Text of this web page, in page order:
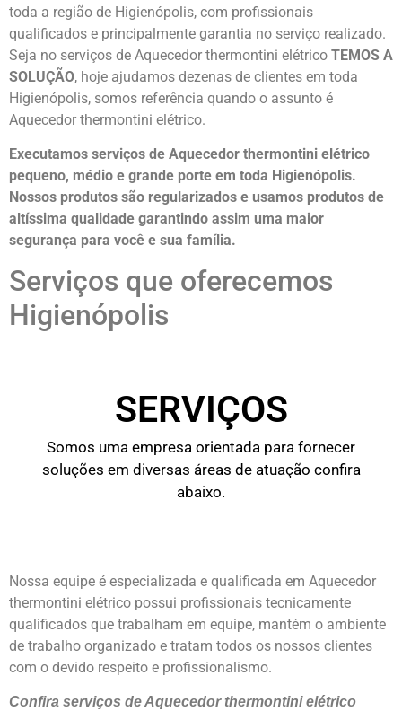
toda a região de Higienópolis, com profissionais
qualificados e principalmente garantia no serviço realizado.
Seja no serviços de Aquecedor thermontini elétrico TEMOS A
SOLUÇÃO, hoje ajudamos dezenas de clientes em toda
Higienópolis, somos referência quando o assunto é
Aquecedor thermontini elétrico.
Executamos serviços de Aquecedor thermontini elétrico
pequeno, médio e grande porte em toda Higienópolis.
Nossos produtos são regularizados e usamos produtos de
altíssima qualidade garantindo assim uma maior
segurança para você e sua família.
Serviços que oferecemos
Higienópolis
SERVIÇOS
Somos uma empresa orientada para fornecer
soluções em diversas áreas de atuação confira
abaixo.
Nossa equipe é especializada e qualificada em Aquecedor
thermontini elétrico possui profissionais tecnicamente
qualificados que trabalham em equipe, mantém o ambiente
de trabalho organizado e tratam todos os nossos clientes
com o devido respeito e profissionalismo.
Confira serviços de Aquecedor thermontini elétrico